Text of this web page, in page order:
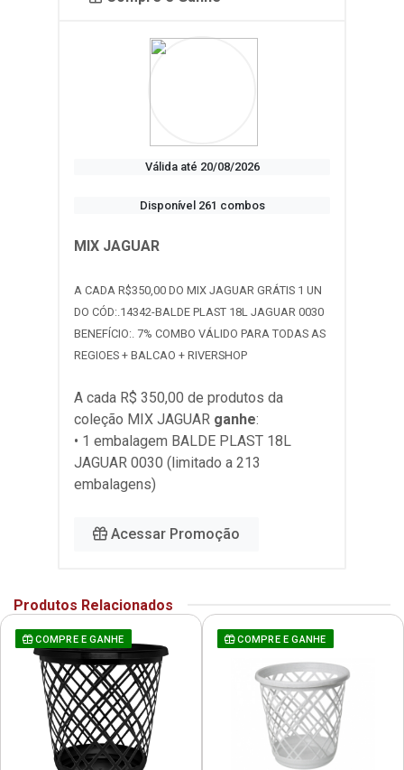
Válida até 20/08/2026
Disponível 261 combos
MIX JAGUAR
A CADA R$350,00 DO MIX JAGUAR GRÁTIS 1 UN
DO CÓD:.14342-BALDE PLAST 18L JAGUAR 0030
BENEFÍCIO:. 7% COMBO VÁLIDO PARA TODAS AS
REGIOES + BALCAO + RIVERSHOP
A cada R$ 350,00 de produtos da
coleção MIX JAGUAR ganhe:
• 1 embalagem BALDE PLAST 18L
JAGUAR 0030 (limitado a 213
embalagens)
Acessar Promoção
Produtos Relacionados
COMPRE E GANHE COMPRE E GANHE